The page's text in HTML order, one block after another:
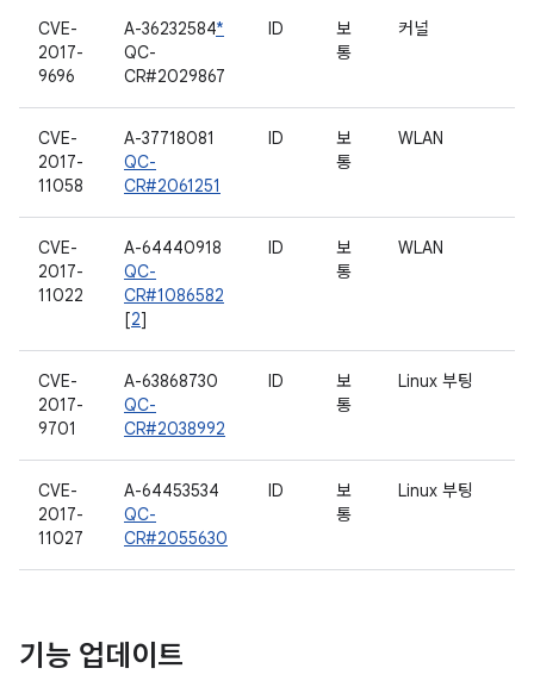
CVE-
2017-
9696
A-36232584*
QC-
CR#2029867
ID
보
통
커널
CVE-
2017-
11058
A-37718081
QC-
CR#2061251
ID
보
통
WLAN
CVE-
2017-
11022
A-64440918
QC-
CR#1086582
[2]
ID
보
통
WLAN
CVE-
2017-
9701
A-63868730
QC-
CR#2038992
ID
보
통
Linux 부팅
CVE-
2017-
11027
A-64453534
QC-
CR#2055630
ID
보
통
Linux 부팅
기능 업데이트